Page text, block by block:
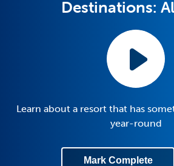
Destinations:
Learn about a resort that has
year-round
Mark Complete